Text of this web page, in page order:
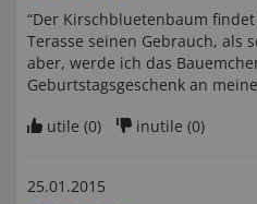
“Der Kirschbluetenbaum
Terasse seinen Gebrauch, als
aber, werde ich das
Geburtstagsgeschenk an
utile (0) inutile (0)
25.01.2015